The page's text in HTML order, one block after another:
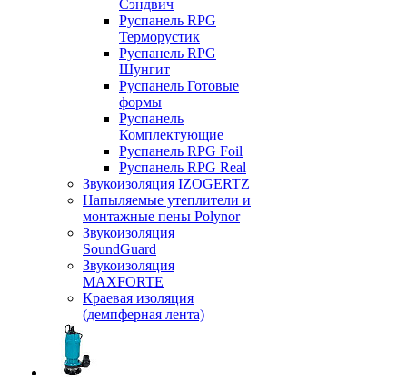
Сэндвич
Руспанель RPG
Терморустик
Руспанель RPG
Шунгит
Руспанель Готовые
формы
Руспанель
Комплектующие
Руспанель RPG Foil
Руспанель RPG Real
Звукоизоляция IZOGERTZ
Напыляемые утеплители и
монтажные пены Polynor
Звукоизоляция
SoundGuard
Звукоизоляция
MAXFORTE
Краевая изоляция
(демпферная лента)